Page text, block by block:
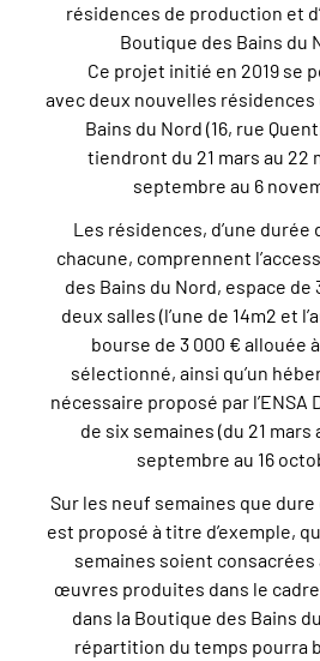
résidences de production et
Boutique des Bains du
Ce projet initié en 2019 se
avec deux nouvelles
Bains du Nord (16, rue
tiendront du 21 mars au 22
septembre au 6
Les résidences, d’une durée
chacune, comprennent
des Bains du Nord, espace de
deux salles (l’une de 14m2 et
bourse de 3 000 € allouée
sélectionné, ainsi qu’un
nécessaire proposé par l’ENSA
de six semaines (du 21 mars
septembre au 16
Sur les neuf semaines que
est proposé à titre d’exemple,
semaines soient consacrées
œuvres produites dans le
dans la Boutique des Bains
répartition du temps pourra